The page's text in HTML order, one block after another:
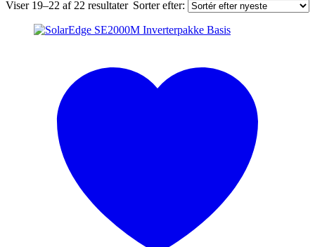
Viser 19–22 af 22 resultaterSorteret
seneste
Sorter efter: